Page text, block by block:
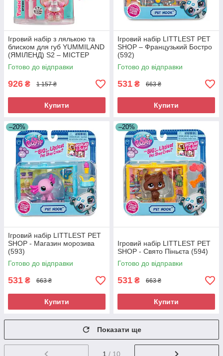
Ігровий набір з лялькою та
блиском для губ YUMMILAND
(ЯМІЛЕНД) S2 – МІСТЕР
ЧЕЙЗ (526414)
Готово до відправки
926 ₴ 1 157 ₴
Купити
Ігровий набір LITTLEST PET
SHOP – Французький Бостро
(592)
Готово до відправки
531 ₴ 663 ₴
Купити
–20%
Ігровий набір LITTLEST PET
SHOP - Магазин морозива
(593)
Готово до відправки
531 ₴ 663 ₴
Купити
–20%
Ігровий набір LITTLEST PET
SHOP - Свято Піньєта (594)
Готово до відправки
531 ₴ 663 ₴
Купити
Показати ще
1 / 10